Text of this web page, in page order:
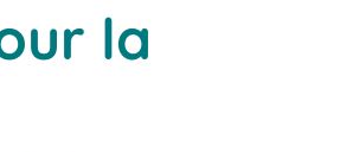
la